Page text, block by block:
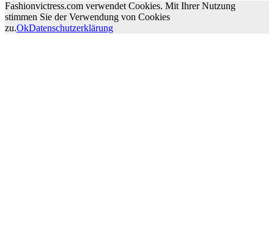
Fashionvictress.com verwendet Cookies. Mit Ihrer Nutzung
stimmen Sie der Verwendung von Cookies
zu.OkDatenschutzerklärung